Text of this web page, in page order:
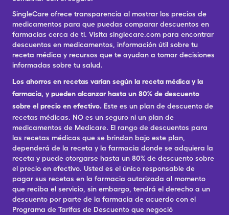
SingleCare ofrece transparencia al mostrar los precios de
medicamentos para que puedas comparar descuentos en
farmacias cerca de ti. Visita singlecare.com para encontrar
descuentos en medicamentos, información útil sobre tu
receta médica y recursos que te ayudan a tomar decisiones
informadas sobre tu salud.
Los ahorros en recetas varían según la receta médica y la
farmacia, y pueden alcanzar hasta un 80% de descuento
sobre el precio en efectivo. Este es un plan de descuento de
recetas médicas. NO es un seguro ni un plan de
medicamentos de Medicare. El rango de descuentos para
las recetas médicas que se brindan bajo este plan,
dependerá de la receta y la farmacia donde se adquiera la
receta y puede otorgarse hasta un 80% de descuento sobre
el precio en efectivo. Usted es el único responsable de
pagar sus recetas en la farmacia autorizada al momento
que reciba el servicio, sin embargo, tendrá el derecho a un
descuento por parte de la farmacia de acuerdo con el
Programa de Tarifas de Descuento que negoció